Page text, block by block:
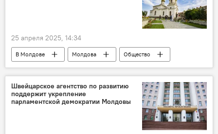
25 апреля 2025, 14:34
В Молдове Молдова
Общество
Игорь Гросу
туризм
Швейцарское агентство по развитию
поддержит укрепление
парламентской демократии Молдовы